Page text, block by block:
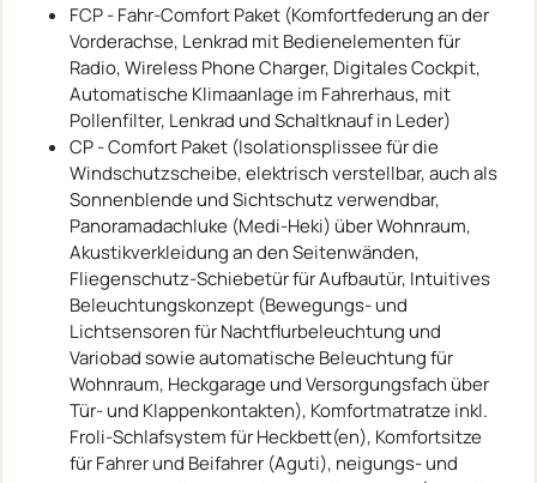
FCP - Fahr-Comfort Paket (Komfortfederung an der
Vorderachse, Lenkrad mit Bedienelementen für
Radio, Wireless Phone Charger, Digitales Cockpit,
Automatische Klimaanlage im Fahrerhaus, mit
Pollenfilter, Lenkrad und Schaltknauf in Leder)
CP - Comfort Paket (Isolationsplissee für die
Windschutzscheibe, elektrisch verstellbar, auch als
Sonnenblende und Sichtschutz verwendbar,
Panoramadachluke (Medi-Heki) über Wohnraum,
Akustikverkleidung an den Seitenwänden,
Fliegenschutz-Schiebetür für Aufbautür, Intuitives
Beleuchtungskonzept (Bewegungs- und
Lichtsensoren für Nachtflurbeleuchtung und
Variobad sowie automatische Beleuchtung für
Wohnraum, Heckgarage und Versorgungsfach über
Tür- und Klappenkontakten), Komfortmatratze inkl.
Froli-Schlafsystem für Heckbett(en), Komfortsitze
für Fahrer und Beifahrer (Aguti), neigungs- und